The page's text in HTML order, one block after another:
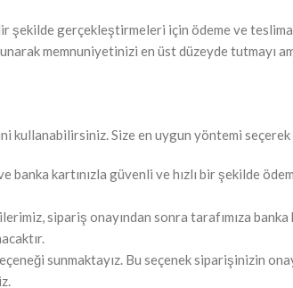
gerçekleştirmeleri için ödeme ve
memnuniyetinizi en üst düzeyde tutmayı
kullanabilirsiniz. Size en uygun yöntemi
banka kartınızla güvenli ve hızlı bir şekilde
sipariş onayından sonra tarafımıza
sunmaktayız. Bu seçenek siparişinizin